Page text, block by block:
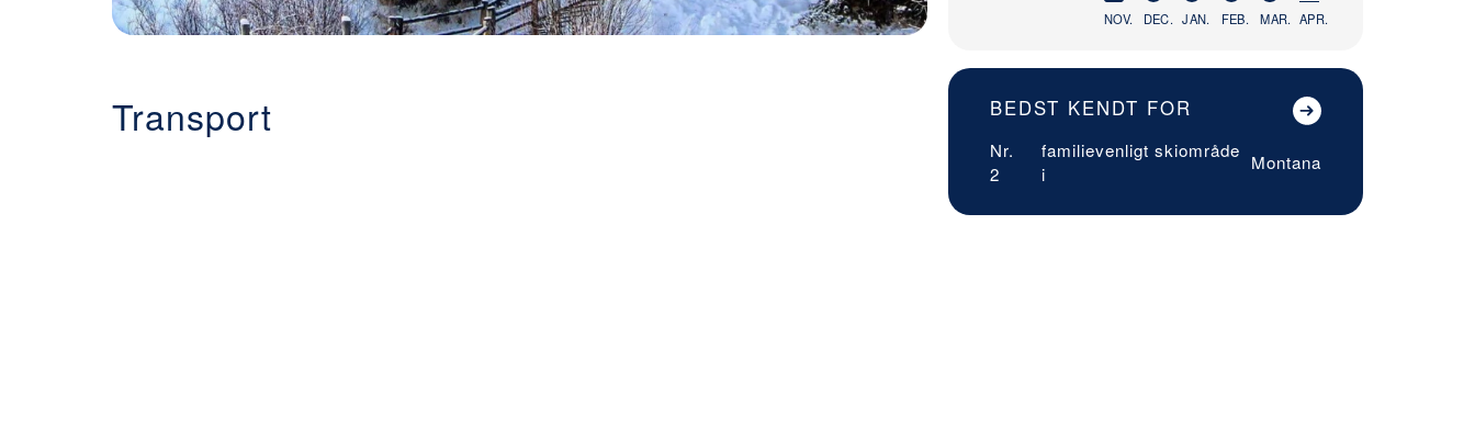
NOV. DEC. JAN. FEB. MAR. APR.
BEDST KENDT FOR
Nr.
2
familievenligt skiområde
i
Montana
Transport